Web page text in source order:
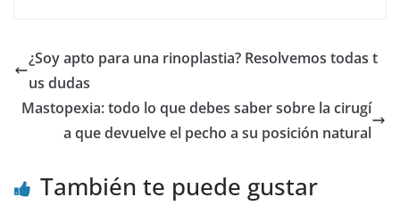
¿Soy apto para una rinoplastia? Resolvemos todas t
us dudas
Mastopexia: todo lo que debes saber sobre la cirugí
a que devuelve el pecho a su posición natural
También te puede gustar